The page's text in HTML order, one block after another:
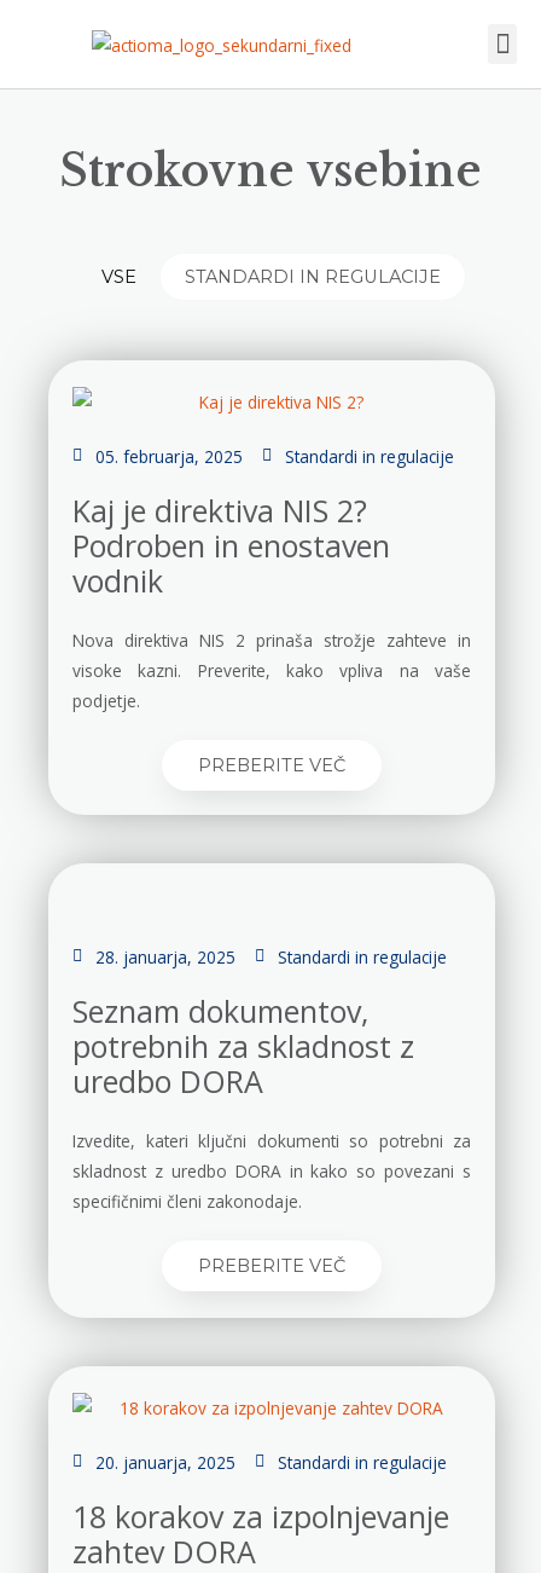
Strokovne vsebine
STANDARDI IN REGULACIJE
VSE
05. februarja, 2025 Standardi in regulacije
Kaj je direktiva NIS 2?
Podroben in enostaven
vodnik
Nova direktiva NIS 2 prinaša strožje zahteve in
visoke kazni. Preverite, kako vpliva na vaše
podjetje.
PREBERITE VEČ
28. januarja, 2025 Standardi in regulacije
Seznam dokumentov,
potrebnih za skladnost z
uredbo DORA
Izvedite, kateri ključni dokumenti so potrebni za
skladnost z uredbo DORA in kako so povezani s
specifičnimi členi zakonodaje.
PREBERITE VEČ
20. januarja, 2025 Standardi in regulacije
18 korakov za izpolnjevanje
zahtev DORA